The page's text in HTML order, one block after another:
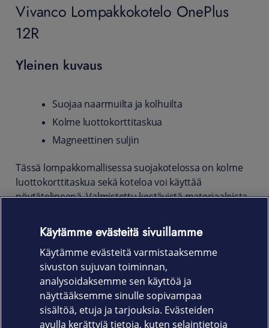
Vivanco Lompakkokotelo OnePlus
12R
Yleinen kuvaus
Suojaa naarmuilta ja kolhuilta
Kolme luottokorttitaskua
Magneettinen suljin
Tässä lompakkomallisessa suojakotelossa on kolme
luottokorttitaskua sekä koteloa voi käyttää
pöytätelineenä. Valmistettu kestävistä materiaaleista.
päivittäisessä käytössä. Upea ja laadukas ekologinen
nahkamateriaali. Täydellinen istuvuus takaa pääsyn
laitteen kytkimiin sekä liittimiin.
Tuotekoodi:
64141 Musta
Käytämme evästeitä sivuillamme
Käytämme evästeitä varmistaaksemme
sivuston sujuvan toiminnan,
analysoidaksemme sen käyttöä ja
näyttääksemme sinulle sopivampaa
sisältöä, etuja ja tarjouksia. Evästeiden
avulla kerättyjä tietoja, kuten selaintietoja